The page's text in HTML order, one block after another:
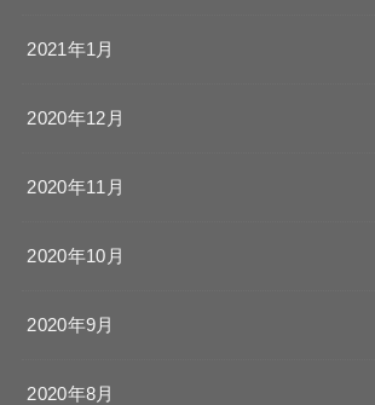
2021年1月
2020年12月
2020年11月
2020年10月
2020年9月
2020年8月